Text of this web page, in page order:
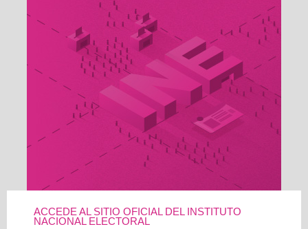
ACCEDE AL SITIO OFICIAL DEL INSTITUTO
NACIONAL ELECTORAL